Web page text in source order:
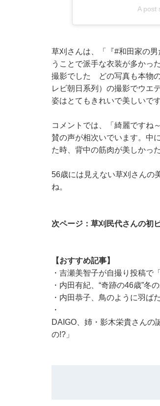
A post
草刈さんは、「『#和田家の
うことで派手な衣装が多かっ
撮影でした どの写真も本物
レビ朝日系列）の撮影でウエ
姿はとてもきれいで美しいです
コメントでは、「綺麗ですね
賛の声が相次いでいます。中
た時、背中の筋肉が美しかっ
56歳には見えない草刈さんの
ね。
次ページ：草刈民代さんの初
【おすすめ記事】
・ 吉瀬美智子が自撮り投稿で
・ 内田有紀、“奇跡の46歳”冬
・ 内田恭子、鳥のように羽ば
・
DAIGO、姉・影木栄貴さんの
の!?」